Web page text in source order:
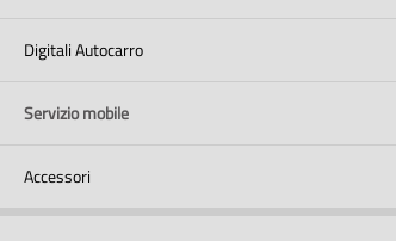
Digitali Autocarro
Servizio mobile
Accessori